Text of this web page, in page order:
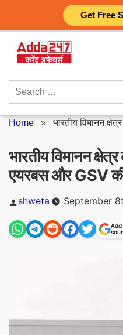
Get Free
content
Search
Home » भारतीय विमानन
भारतीय विमानन
एयरबस और GSV की
Posted
by
shweta September